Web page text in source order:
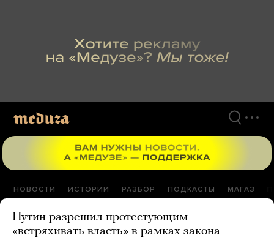
НОВОСТИ ИСТОРИИ РАЗБОР ПОДКАСТЫ МАГАЗ
Путин разрешил протестующим
«встряхивать власть» в рамках закона